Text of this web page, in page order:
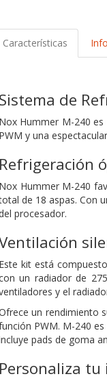
Características
Sistema de
Nox Hummer M-240
PWM y una
Refrigeración
Nox Hummer M-240
de 18 aspas. Con
procesador.
Este kit está
un radiador de
y el
un rendimiento
PWM. M-240
pads de goma
Personaliza